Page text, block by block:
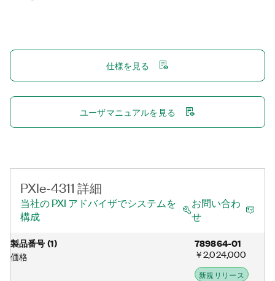
仕様を見る
ユーザマニュアルを見る
PXIe-4311 詳細
当社の PXI アドバイザでシステムを
構成
お問い合わ
せ
製品番号(1)
価格
789864-01
￥2,024,000
新規リリース